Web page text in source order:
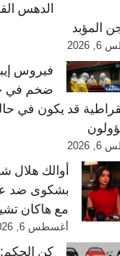
الدهس
المؤبد
فيروس
ضخم في
قد يكون في
أوالك هلال
بشكوى ضد
مع هاكان
أغسطس 6, 2026
كن